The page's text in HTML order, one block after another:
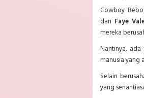
Cowboy
dan Faye
mereka
Nantinya,
manusia yang
Selain
yang